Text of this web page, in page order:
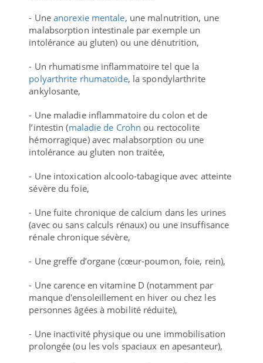
- Une anorexie mentale, une malnutrition, une
malabsorption intestinale par exemple un
intolérance au gluten) ou une dénutrition,
- Un rhumatisme inflammatoire tel que la
polyarthrite rhumatoïde, la spondylarthrite
ankylosante,
- Une maladie inflammatoire du colon et de
l’intestin (maladie de Crohn ou rectocolite
hémorragique) avec malabsorption ou une
intolérance au gluten non traitée,
- Une intoxication alcoolo-tabagique avec atteinte
sévère du foie,
- Une fuite chronique de calcium dans les urines
(avec ou sans calculs rénaux) ou une insuffisance
rénale chronique sévère,
- Une greffe d’organe (cœur-poumon, foie, rein),
- Une carence en vitamine D (notamment par
manque d'ensoleillement en hiver ou chez les
personnes âgées à mobilité réduite),
- Une inactivité physique ou une immobilisation
prolongée (ou les vols spaciaux en apesanteur),